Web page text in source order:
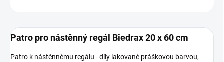
Patro pro nástěnný regál Biedrax 20 x 60 cm
Patro k nástěnnému regálu - díly lakované práškovou barvou,